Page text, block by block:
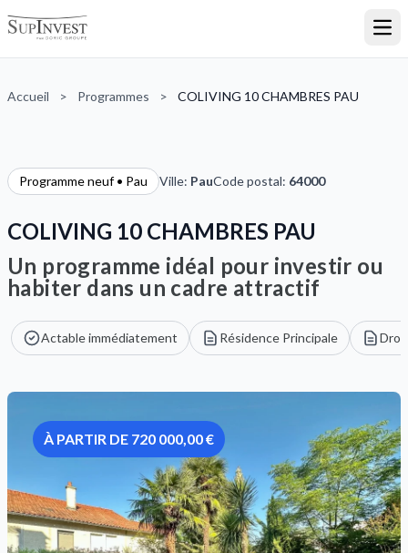
Accueil > Programmes > COLIVING 10 CHAMBRES PAU
Programme neuf • Pau Ville: PauCode postal: 64000
COLIVING 10 CHAMBRES PAU
Un programme idéal pour investir ou
habiter dans un cadre attractif
Actable immédiatement Résidence Principale
À PARTIR DE 720 000,00 €